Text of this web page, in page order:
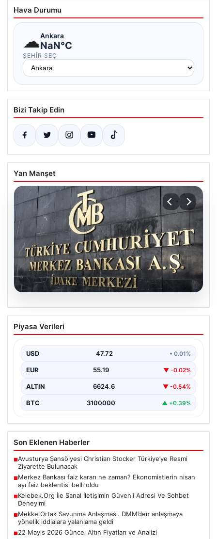
Hava Durumu
☁Ankara
NaN°C
ŞEHIR SEÇ
Bizi Takip Edin
Yan Manşet
08.08.2026
Merkez Bankası faiz kararı ne zaman?
Ekonomistlerin nisan ayı faiz beklentisi
Piyasa Verileri
USD 47.72 • 0.01%
EUR 55.19 ▼ -0.02%
ALTIN 6624.6 ▼ -0.54%
BTC 3100000 ▲ +0.39%
Son Eklenen Haberler
■Avusturya Şansölyesi Christian Stocker Türkiye’ye Resmi
Ziyarette Bulunacak
■Merkez Bankası faiz kararı ne zaman? Ekonomistlerin nisan
ayı faiz beklentisi belli oldu
■Kelebek.Org İle Sanal İletişimin Güvenli Adresi Ve Sohbet
Deneyimi
■Mekke Ortak Savunma Anlaşması. DMM’den anlaşmaya
yönelik iddialara yalanlama geldi
■22 Mayıs 2026 Güncel Altın Fiyatları ve Analizi